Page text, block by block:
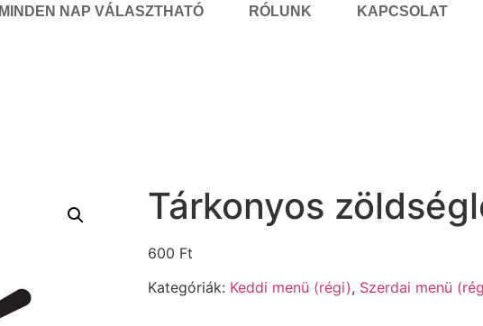
MINDEN NAP VÁLASZTHATÓ RÓLUNK KAPCSOLAT
Tárkonyos
600 Ft
Kategóriák: Keddi menü (régi), Szerdai menü